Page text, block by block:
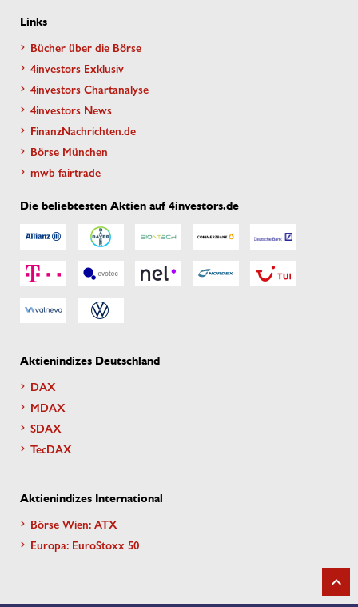
Links
Bücher über die Börse
4investors Exklusiv
4investors Chartanalyse
4investors News
FinanzNachrichten.de
Börse München
mwb fairtrade
Die beliebtesten Aktien auf 4investors.de
Aktienindizes Deutschland
DAX
MDAX
SDAX
TecDAX
Aktienindizes International
Börse Wien: ATX
Europa: EuroStoxx 50